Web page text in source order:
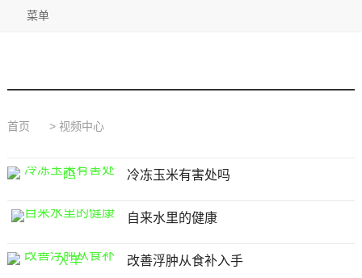
菜单
首页 > 视频中心
冷冻玉米有害处吗
自来水里的健康
改善浮肿从食补入手